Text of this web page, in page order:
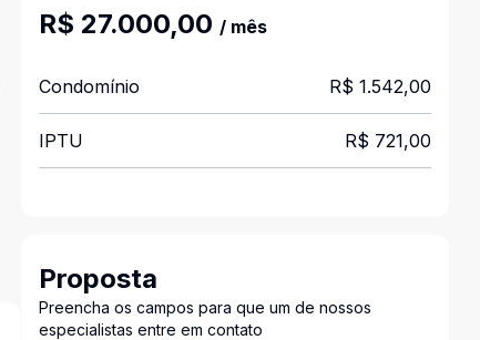
R$ 27.000,00 / mês
Condomínio R$ 1.542,00
IPTU R$ 721,00
Proposta
Preencha os campos para que um de nossos
especialistas entre em contato